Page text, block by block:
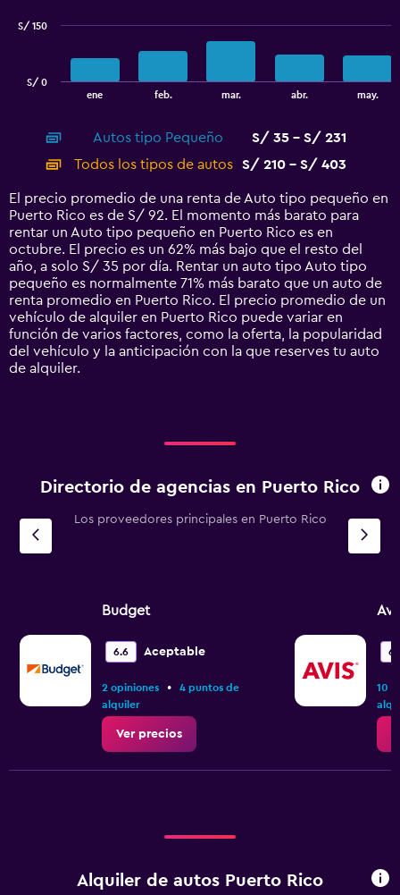
displaying
categories.
Range:
14
categories.
The
chart
has
1
Y
axis
displaying
values.
Range:
0
ene feb. mar. abr. may.
S/ 0
S/ 150
Autos tipo Pequeño
S/ 35 - S/ 231
Todos los tipos de autos
S/ 210 - S/ 403
El precio promedio de una renta de Auto tipo pequeño en
Puerto Rico es de S/ 92. El momento más barato para
rentar un Auto tipo pequeño en Puerto Rico es en
octubre. El precio es un 62% más bajo que el resto del
año, a solo S/ 35 por día. Rentar un auto tipo Auto tipo
pequeño es normalmente 71% más barato que un auto de
renta promedio en Puerto Rico. El precio promedio de un
vehículo de alquiler en Puerto Rico puede variar en
función de varios factores, como la oferta, la popularidad
del vehículo y la anticipación con la que reserves tu auto
de alquiler.
Directorio de agencias en Puerto Rico
Los proveedores principales en Puerto Rico
Budget
6.6 Aceptable
2 opiniones •
4 puntos de
alquiler
Ver precios
10
Alquiler de autos Puerto Rico